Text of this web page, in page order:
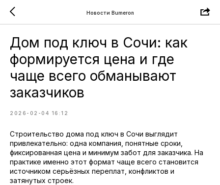
Новости Bumeron
Дом под ключ в Сочи: как
формируется цена и где
чаще всего обманывают
заказчиков
2026-02-04 16:12
Строительство дома под ключ в Сочи выглядит
привлекательно: одна компания, понятные сроки,
фиксированная цена и минимум забот для заказчика. На
практике именно этот формат чаще всего становится
источником серьёзных переплат, конфликтов и
затянутых строек.